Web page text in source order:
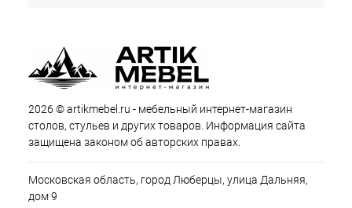
2026 © artikmebel.ru - мебельный интернет-магазин
столов, стульев и других товаров. Информация сайта
защищена законом об авторских правах.
Московская область, город Люберцы, улица Дальняя,
дом 9